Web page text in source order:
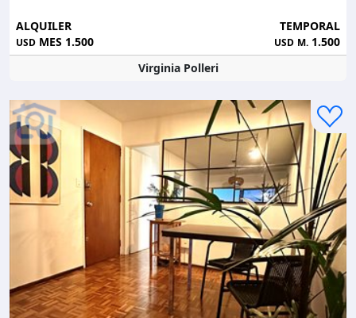
ALQUILER
USD MES 1.500
TEMPORAL
USD M. 1.500
Virginia Polleri